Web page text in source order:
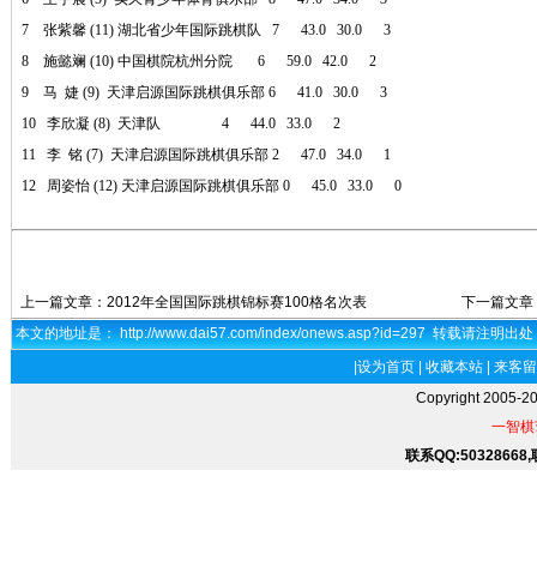
7 张紫馨 (11) 湖北省少年国际跳棋队 7 43.0 30.0 3
8 施懿斓 (10) 中国棋院杭州分院 6 59.0 42.0 2
9 马 婕 (9) 天津启源国际跳棋俱乐部 6 41.0 30.0 3
10 李欣凝 (8) 天津队 4 44.0 33.0 2
11 李 铭 (7) 天津启源国际跳棋俱乐部 2 47.0 34.0 1
12 周姿怡 (12) 天津启源国际跳棋俱乐部 0 45.0 33.0 0
上一篇文章： 2012年全国国际跳棋锦标赛100格名次表
下一篇文章
本文的地址是： http://www.dai57.com/index/onews.asp?id=297 转载请注明出处
设为首页 收藏本站|
来客
Copyright 2005-
一智
联系QQ:50328668,